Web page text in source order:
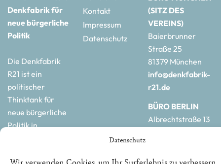
Datenschutz
Denkfabrik für
neue bürgerliche
Politik
Die Denkfabrik
R21 ist ein
politischer
Thinktank für
neue bürgerliche
Politik in
Kontakt
Impressum
Datenschutz
(SITZ DES
VEREINS)
Baierbrunner
Straße 25
81379 München
info@denkfabrik-
r21.de
BÜRO BERLIN
Albrechtstraße 13
r21.de